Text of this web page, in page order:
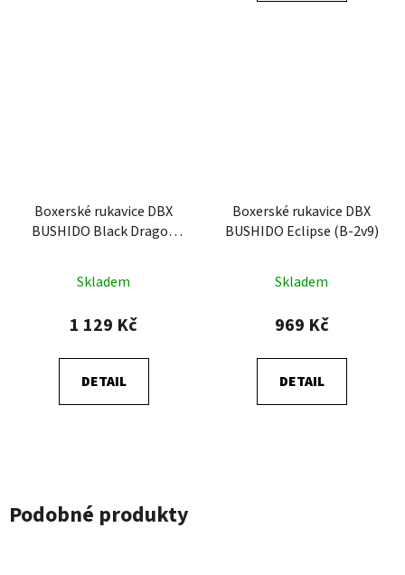
Boxerské rukavice DBX
BUSHIDO Black Dragon
Skladem
1 129 Kč
DETAIL
Boxerské rukavice DBX
BUSHIDO Eclipse (B-2v9)
Skladem
969 Kč
DETAIL
Podobné produkty